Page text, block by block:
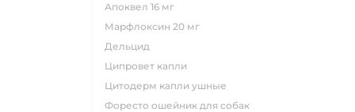
апоквел 16 мг
марфлоксин 20 мг
дельцид
ципровет капли
цитодерм капли ушные
форесто ошейник для собак